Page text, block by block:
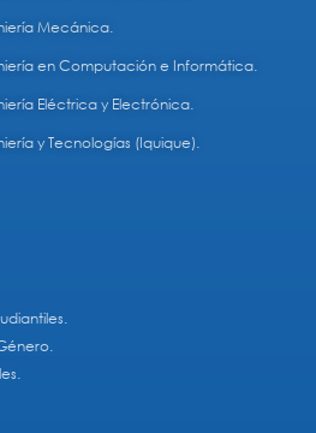
Mecánica.
en Computación e Informática.
Eléctrica y Electrónica.
y Tecnologías (Iquique).